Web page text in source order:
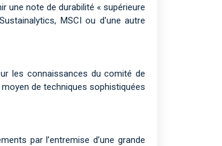
une note de durabilité « supérieure
MSCI ou d'une autre
les connaissances du comité de
de techniques sophistiquées
par l’entremise d’une grande